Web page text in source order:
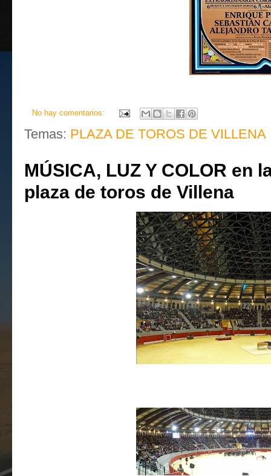
No hay comentarios:
Temas: PLAZA DE TOROS DE VILLENA
MÚSICA, LUZ Y COLOR en
plaza de toros de Villena